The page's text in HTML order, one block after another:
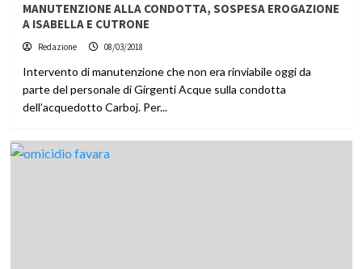
MANUTENZIONE ALLA CONDOTTA, SOSPESA EROGAZIONE
A ISABELLA E CUTRONE
Redazione 08/03/2018
Intervento di manutenzione che non era rinviabile oggi da
parte del personale di Girgenti Acque sulla condotta
dell’acquedotto Carboj. Per...